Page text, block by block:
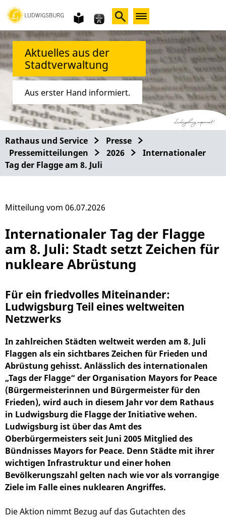
Gebärdensprache
leichte
Sprache
Aktuelles aus der
Stadtverwaltung
Aus erster Hand informiert.
Rathaus und Service
Presse
Pressemitteilungen
2026
Internationaler
Tag der Flagge am 8. Juli
Internationaler Tag der Flagge
am 8. Juli: Stadt setzt Zeichen für
nukleare Abrüstung
Für ein friedvolles Miteinander:
Ludwigsburg Teil eines weltweiten
Netzwerks
In zahlreichen Städten weltweit werden am 8. Juli
Flaggen als ein sichtbares Zeichen für Frieden und
Abrüstung gehisst. Anlässlich des internationalen
„Tags der Flagge“ der Organisation Mayors for Peace
(Bürgermeisterinnen und Bürgermeister für den
Frieden), wird auch in diesem Jahr vor dem Rathaus
in Ludwigsburg die Flagge der Initiative wehen.
Ludwigsburg ist über das Amt des
Oberbürgermeisters seit Juni 2005 Mitglied des
Bündnisses Mayors for Peace. Denn Städte mit ihrer
wichtigen Infrastruktur und einer hohen
Bevölkerungszahl gelten nach wie vor als vorrangige
Ziele im Falle eines nuklearen Angriffes.
Die Aktion nimmt Bezug auf das Gutachten des
Mitteilung vom 06.07.2026